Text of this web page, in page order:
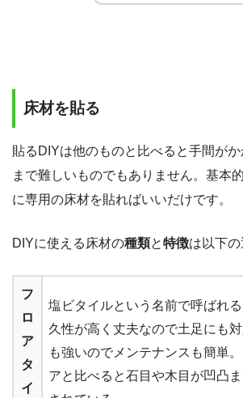
床材を貼る
貼るDIYは他のものと比べると手間が
まで難しいものでもありません。基本
に専用の床材を貼ればいいだけです。
DIYに使える床材の種類と特徴は以下の
フ
ロ
ア
タ
イ
塩ビタイルという名前で呼ばれ
久性が高く丈夫なので土足にも
も強いのでメンテナンスも簡単
アと比べると石目や木目が凹凸